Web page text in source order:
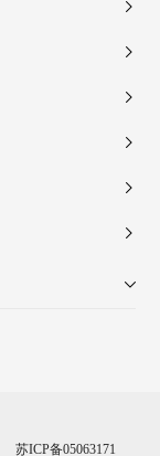
苏ICP备05063171